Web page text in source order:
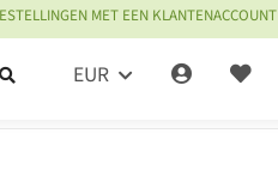
MET EEN KLANTENACCOUNT
EUR